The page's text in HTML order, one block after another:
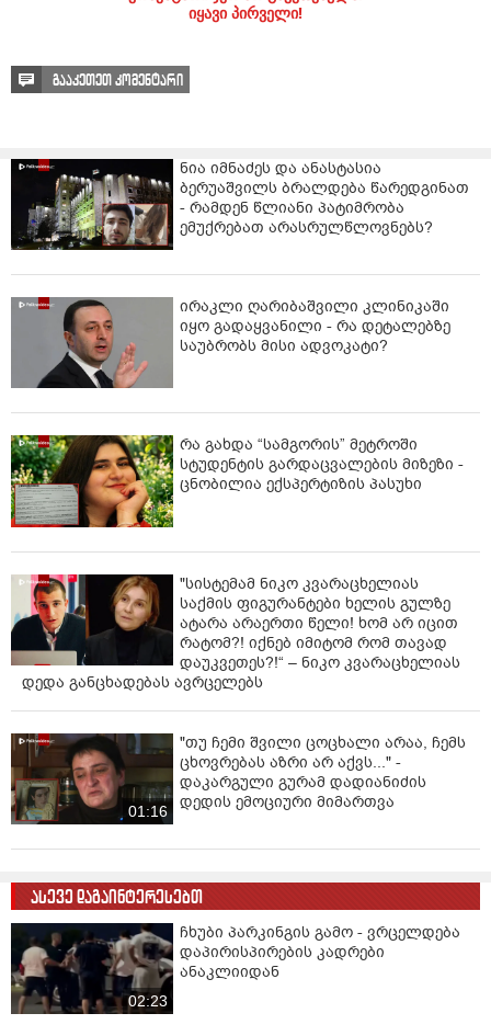
იყავი პირველი!
გააკეთეთ კომენტარი
ნია იმნაძეს და ანასტასია
ბერუაშვილს ბრალდება წარედგინათ
- რამდენ წლიანი პატიმრობა
ემუქრებათ არასრულწლოვნებს?
ირაკლი ღარიბაშვილი კლინიკაში
იყო გადაყვანილი - რა დეტალებზე
საუბრობს მისი ადვოკატი?
რა გახდა “სამგორის” მეტროში
სტუდენტის გარდაცვალების მიზეზი -
ცნობილია ექსპერტიზის პასუხი
"სისტემამ ნიკო კვარაცხელიას
საქმის ფიგურანტები ხელის გულზე
ატარა არაერთი წელი! ხომ არ იცით
რატომ?! იქნებ იმიტომ რომ თავად
დაუკვეთეს?!“ – ნიკო კვარაცხელიას
დედა განცხადებას ავრცელებს
01:16
"თუ ჩემი შვილი ცოცხალი არაა, ჩემს
ცხოვრებას აზრი არ აქვს..." -
დაკარგული გურამ დადიანიძის
დედის ემოციური მიმართვა
ასევე დაგაინტერესებთ
02:23
ჩხუბი პარკინგის გამო - ვრცელდება
დაპირისპირების კადრები
ანაკლიიდან